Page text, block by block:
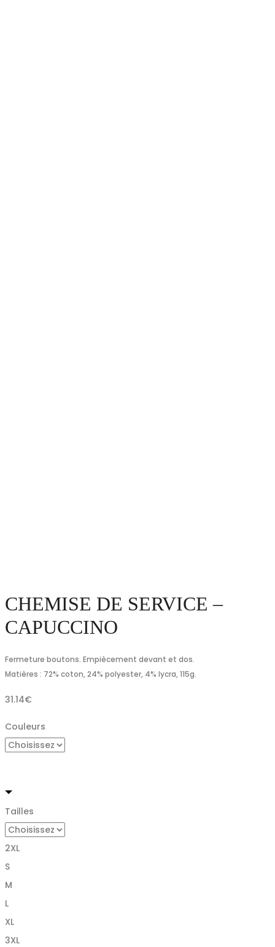
CHEMISE DE SERVICE –
CAPUCCINO
Fermeture boutons. Empiècement devant et dos.
Matières : 72% coton, 24% polyester, 4% lycra, 115g.
31.14€
Couleurs
Tailles
2XL
S
M
L
XL
3XL